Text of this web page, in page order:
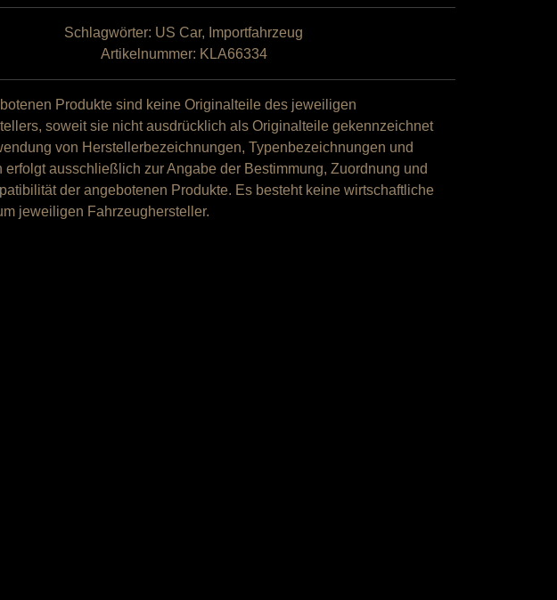
Dodge
Durango
Schlagwörter: US Car, Importfahrzeug
Artikelnummer: KLA66334
Produkte sind keine Originalteile des jeweiligen
soweit sie nicht ausdrücklich als Originalteile gekennzeichnet
von Herstellerbezeichnungen, Typenbezeichnungen und
erfolgt ausschließlich zur Angabe der Bestimmung, Zuordnung und
der angebotenen Produkte. Es besteht keine wirtschaftliche
jeweiligen Fahrzeughersteller.